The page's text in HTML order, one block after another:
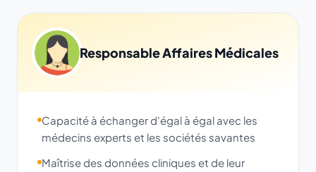
Responsable Affaires Médicales
Capacité à échanger d'égal à égal avec les
médecins experts et les sociétés savantes
Maîtrise des données cliniques et de leur